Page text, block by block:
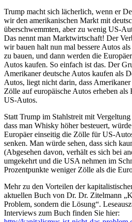
Trump macht sich lächerlich, wenn er
wir den amerikanischen Markt mit
überschwemmten, aber zu wenig US-
Das nennt man Marktwirtschaft! Der
wir bauen halt nun mal bessere Autos
zu bauen, und dann werden die
Autos kaufen. So einfach ist das. Der
Amerikaner deutsche Autos kaufen als
Autos, liegt nicht darin, dass
Zölle auf europäische Autos erheben
US-Autos.
Statt Trump im Stahlstreit mit
dass man Whisky höher besteuert,
Europäer einseitig die Zölle für US-
senken. Man würde sehen, dass sich
(Abgesehen davon, verhält es sich bei
umgekehrt und die USA nehmen im
Prozentpunkte weniger Zölle als die
Mehr zu den Vorteilen der
aktuellen Buch von Dr. Dr. Zitelmann
Problem, sondern die Lösung“.
Interviews zum Buch finden Sie hier: